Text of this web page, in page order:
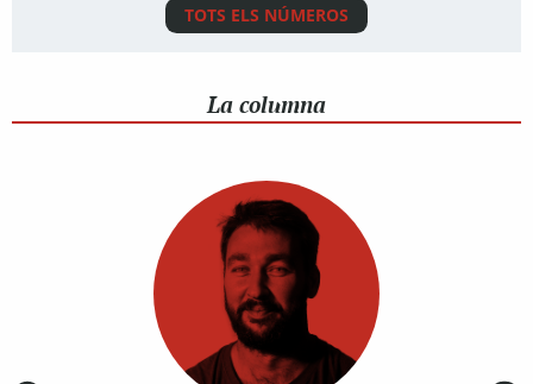
TOTS ELS NÚMEROS
La columna